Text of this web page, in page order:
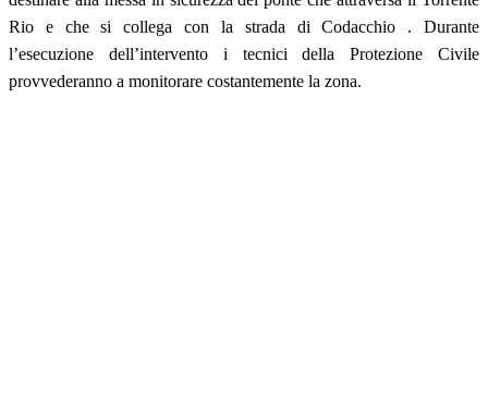
Rio e che si collega con la strada di Codacchio . Durante
l’esecuzione dell’intervento i tecnici della Protezione Civile
provvederanno a monitorare costantemente la zona.